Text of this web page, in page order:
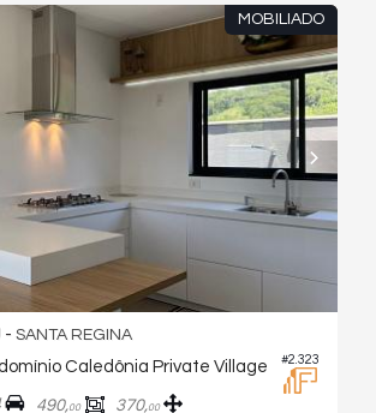
MOBILIADO
#2.323
- SANTA REGINA
Caledônia Private Village
490,00 370,00